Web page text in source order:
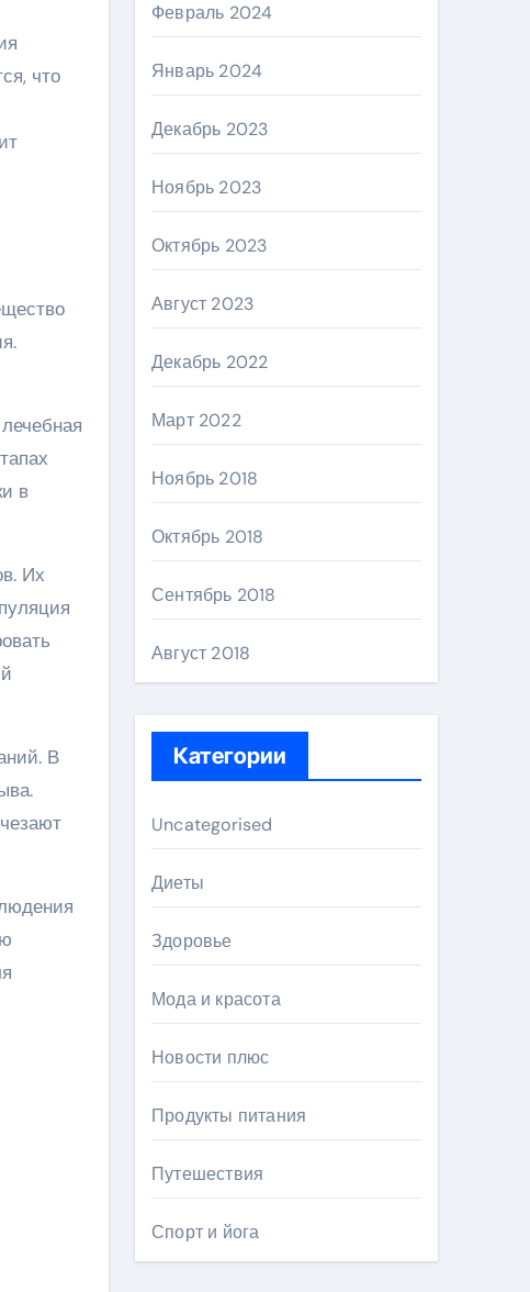
что
в
Их
В
Февраль 2024
Январь 2024
Декабрь 2023
Ноябрь 2023
Октябрь 2023
Август 2023
Декабрь 2022
Март 2022
Ноябрь 2018
Октябрь 2018
Сентябрь 2018
Август 2018
Категории
Uncategorised
Диеты
Здоровье
Мода и красота
Новости плюс
Продукты питания
Путешествия
Спорт и йога